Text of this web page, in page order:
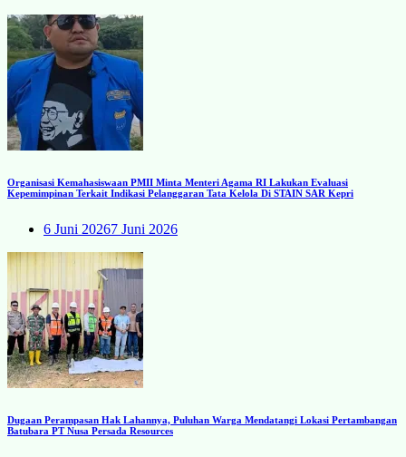
Organisasi Kemahasiswaan PMII Minta Menteri Agama RI Lakukan Evaluasi
Kepemimpinan Terkait Indikasi Pelanggaran Tata Kelola Di STAIN SAR Kepri
6 Juni 20267 Juni 2026
Dugaan Perampasan Hak Lahannya, Puluhan Warga Mendatangi Lokasi Pertambangan
Batubara PT Nusa Persada Resources